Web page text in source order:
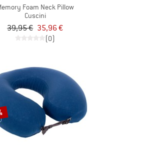
Foam Neck Pillow
Cuscini
39,95 € 35,96 €
(0)